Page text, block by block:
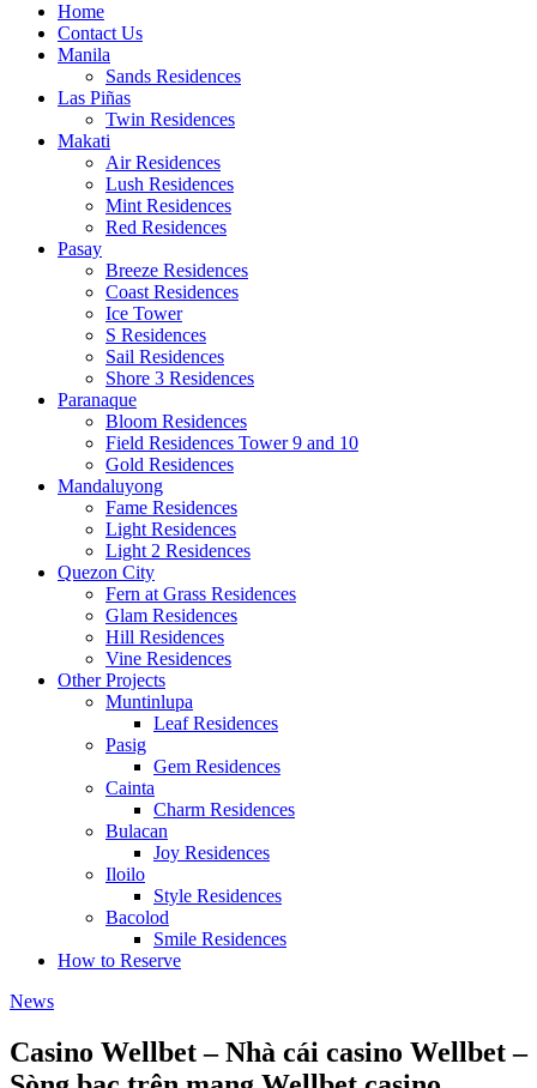
Home
Contact Us
Manila
Sands Residences
Las Piñas
Twin Residences
Makati
Air Residences
Lush Residences
Mint Residences
Red Residences
Pasay
Breeze Residences
Coast Residences
Ice Tower
S Residences
Sail Residences
Shore 3 Residences
Paranaque
Bloom Residences
Field Residences Tower 9 and 10
Gold Residences
Mandaluyong
Fame Residences
Light Residences
Light 2 Residences
Quezon City
Fern at Grass Residences
Glam Residences
Hill Residences
Vine Residences
Other Projects
Muntinlupa
Leaf Residences
Pasig
Gem Residences
Cainta
Charm Residences
Bulacan
Joy Residences
Iloilo
Style Residences
Bacolod
Smile Residences
How to Reserve
News
Casino Wellbet – Nhà cái casino Wellbet –